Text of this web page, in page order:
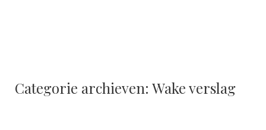
Categorie archieven: Wake verslag